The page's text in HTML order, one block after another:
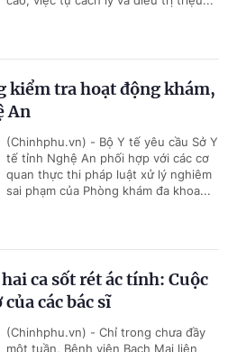
kiểm tra hoạt động khám,
An
(Chinhphu.vn) - Bộ Y tế yêu cầu Sở Y
tế tỉnh Nghệ An phối hợp với các cơ
quan thực thi pháp luật xử lý nghiêm
sai phạm của Phòng khám đa khoa...
ca sốt rét ác tính: Cuộc
các bác sĩ
(Chinhphu.vn) - Chỉ trong chưa đầy
một tuần, Bệnh viện Bạch Mai liên